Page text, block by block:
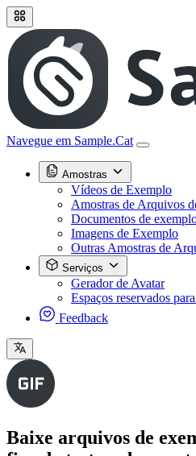
Navegue em Sample.Cat
Amostras
Vídeos de Exemplo
Amostras de Arquivos
Documentos de
Imagens de Exemplo
Outras Amostras de
Serviços
Gerador de Avatar
Espaços reservados
Feedback
Baixe arquivos de